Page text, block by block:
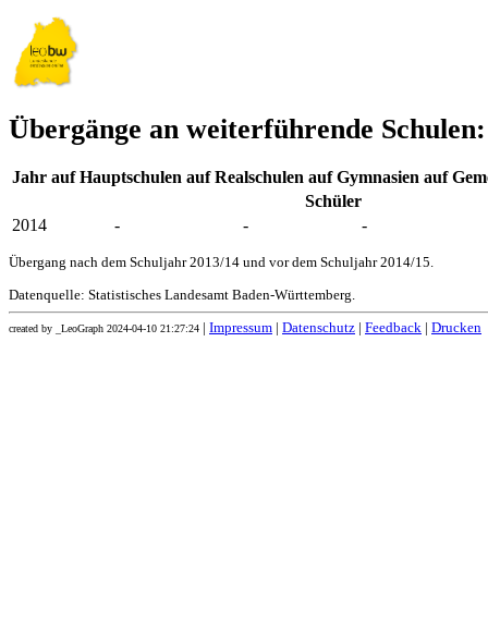
Übergänge an weiterführende
Jahr auf Hauptschulen auf Realschulen auf Gymnasien auf
Schüler
2014
- - -
Übergang nach dem Schuljahr 2013/14 und vor dem Schuljahr 2014/15.
Datenquelle: Statistisches Landesamt Baden-Württemberg.
created by _LeoGraph 2024-04-10 21:27:24 Impressum Datenschutz Feedback Drucken